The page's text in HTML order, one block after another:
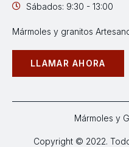
Sábados: 9:30 - 13:00
Mármoles y granitos
LLAMAR AHORA
Mármoles y
Copyright © 2022.